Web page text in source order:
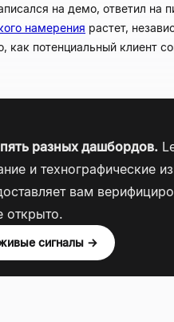
на демо, ответил на
намерения растет,
как потенциальный
разных дашбордов.
и технографические
вам
открыто.
сигналы →